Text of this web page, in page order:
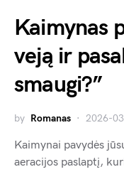
Kaimynas
veją ir
smaugi?”
by Romanas 2026-
Kaimynai pavydės
aeracijos paslaptį,